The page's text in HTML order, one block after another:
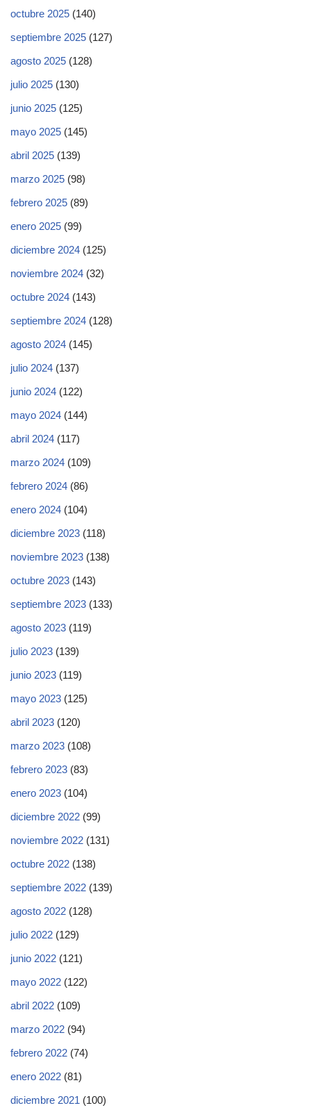
octubre 2025 (140)
septiembre 2025 (127)
agosto 2025 (128)
julio 2025 (130)
junio 2025 (125)
mayo 2025 (145)
abril 2025 (139)
marzo 2025 (98)
febrero 2025 (89)
enero 2025 (99)
diciembre 2024 (125)
noviembre 2024 (32)
octubre 2024 (143)
septiembre 2024 (128)
agosto 2024 (145)
julio 2024 (137)
junio 2024 (122)
mayo 2024 (144)
abril 2024 (117)
marzo 2024 (109)
febrero 2024 (86)
enero 2024 (104)
diciembre 2023 (118)
noviembre 2023 (138)
octubre 2023 (143)
septiembre 2023 (133)
agosto 2023 (119)
julio 2023 (139)
junio 2023 (119)
mayo 2023 (125)
abril 2023 (120)
marzo 2023 (108)
febrero 2023 (83)
enero 2023 (104)
diciembre 2022 (99)
noviembre 2022 (131)
octubre 2022 (138)
septiembre 2022 (139)
agosto 2022 (128)
julio 2022 (129)
junio 2022 (121)
mayo 2022 (122)
abril 2022 (109)
marzo 2022 (94)
febrero 2022 (74)
enero 2022 (81)
diciembre 2021 (100)